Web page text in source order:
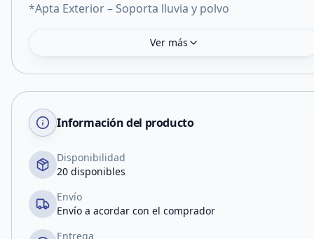
*Apta Exterior – Soporta lluvia y polvo
Ver más
Información del producto
Disponibilidad
20 disponibles
Envío
Envío a acordar con el comprador
Entrega